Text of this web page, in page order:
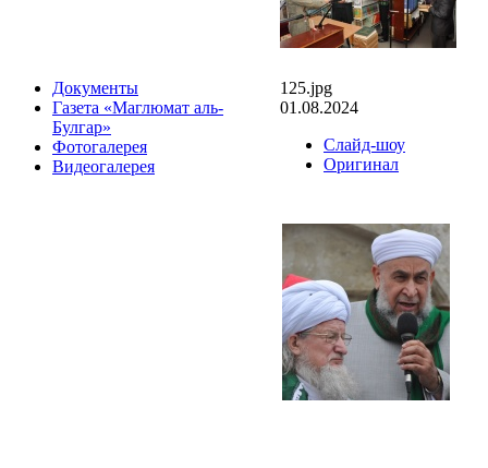
Документы
Газета «Маглюмат аль-
Булгар»
Фотогалерея
Видеогалерея
125.jpg
01.08.2024
Слайд-шоу
Оригинал